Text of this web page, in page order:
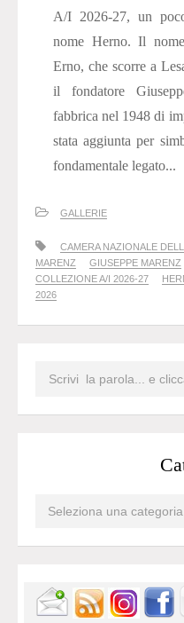
A/I 2026-27, un
nome Herno. Il
Erno, che scorre a
il fondatore
fabbrica nel 1948 di
stata aggiunta per
fondamentale legato...
GALLERIE
CAMERA NAZIONALE
MARENZ
GIUSEPPE MARENZ
COLLEZIONE A/I 2026-27
2026